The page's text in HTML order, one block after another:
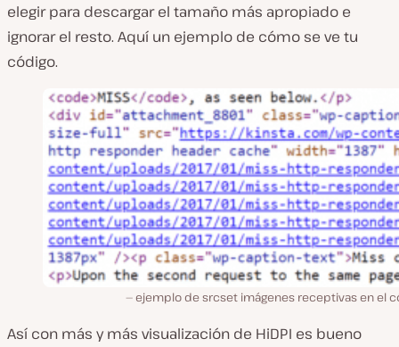
elegir para descargar el tamaño más apropiado e
ignorar el resto. Aquí un ejemplo de cómo se ve tu
código.
ejemplo de srcset imágenes receptivas en el
Así con más y más visualización de HiDPI es bueno